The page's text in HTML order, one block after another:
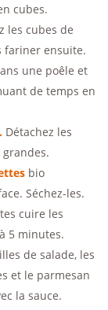
cubes.
les cubes de
fariner ensuite.
une poêle et
de temps en
Détachez les
bio
Séchez-les.
cuire les
5 minutes.
de salade, les
et le parmesan
la sauce.